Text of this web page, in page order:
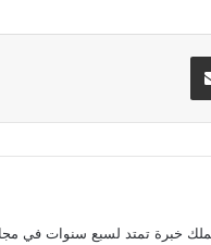
مشاركة عبر البريد
تمتد لسبع سنوات في مجال